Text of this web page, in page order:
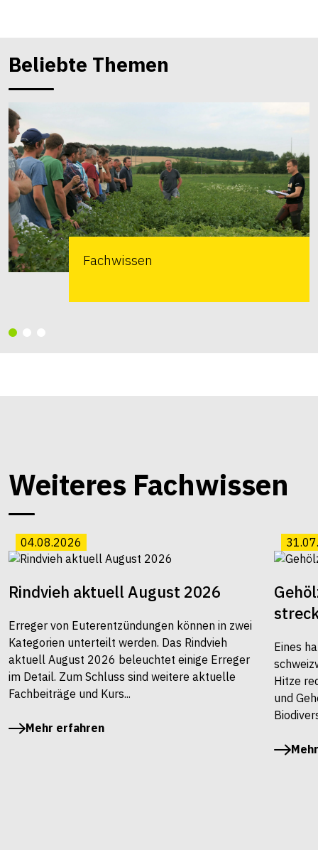
Beliebte Themen
Fachwissen
Weiteres Fachwissen
04.08.2026
Rindvieh aktuell August 2026
Erreger von Euterentzündungen können in zwei
Kategorien unterteilt werden. Das Rindvieh
aktuell August 2026 beleuchtet einige Erreger
im Detail. Zum Schluss sind weitere aktuelle
Fachbeiträge und Kurs...
Mehr erfahren
Eines
Hitze
und